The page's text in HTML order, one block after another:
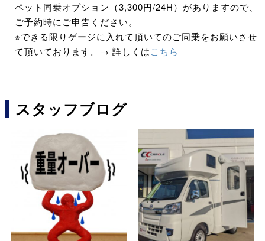
ペット同乗オプション（3,300円/24H）がありますので、
ご予約時にご申告ください。
※できる限りゲージに入れて頂いてのご同乗をお願いさせ
て頂いております。→ 詳しくはこちら
スタッフブログ